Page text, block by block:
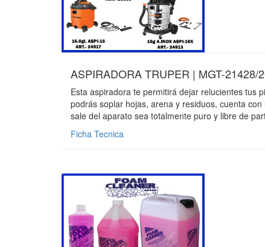
ASPIRADORA TRUPER | MGT-21428/
Esta aspiradora te permitirá dejar relucientes tus
podrás soplar hojas, arena y residuos, cuenta
sale del aparato sea totalmente puro y libre de
Ficha Tecnica